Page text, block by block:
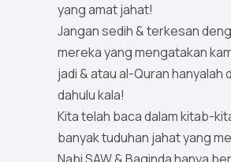
yang amat jahat!
Jangan sedih & terkesan
mereka yang mengatakan
jadi & atau al-Quran
dahulu kala!
Kita telah baca dalam kitab-
banyak tuduhan jahat yang